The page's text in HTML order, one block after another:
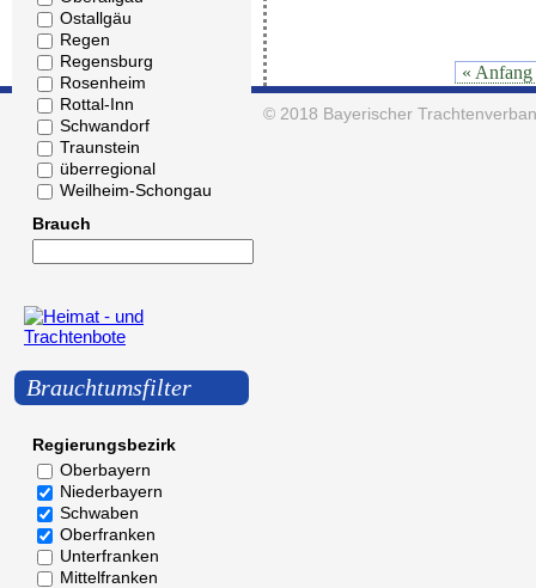
Ostallgäu
Regen
Regensburg
Rosenheim
Rottal-Inn
Schwandorf
Traunstein
überregional
Weilheim-Schongau
Brauch
Brauchtumsfilter
Regierungsbezirk
Oberbayern
Niederbayern
Schwaben
Oberfranken
Unterfranken
Mittelfranken
« Anfang
© 2018 Bayerischer